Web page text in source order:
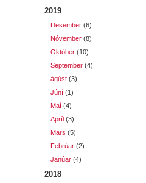
2019
Desember (6)
Nóvember (8)
Október (10)
September (4)
ágúst (3)
Júní (1)
Maí (4)
Apríl (3)
Mars (5)
Febrúar (2)
Janúar (4)
2018